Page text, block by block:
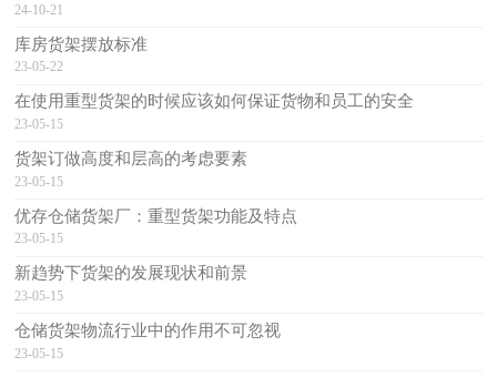
24-10-21
库房货架摆放标准
23-05-22
在使用重型货架的时候应该如何保证货物和员工的安全
23-05-15
货架订做高度和层高的考虑要素
23-05-15
优存仓储货架厂：重型货架功能及特点
23-05-15
新趋势下货架的发展现状和前景
23-05-15
仓储货架物流行业中的作用不可忽视
23-05-15